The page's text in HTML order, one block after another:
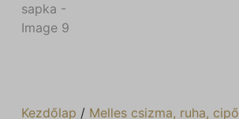
Kezdőlap / Melles csizma, ruha, cipő